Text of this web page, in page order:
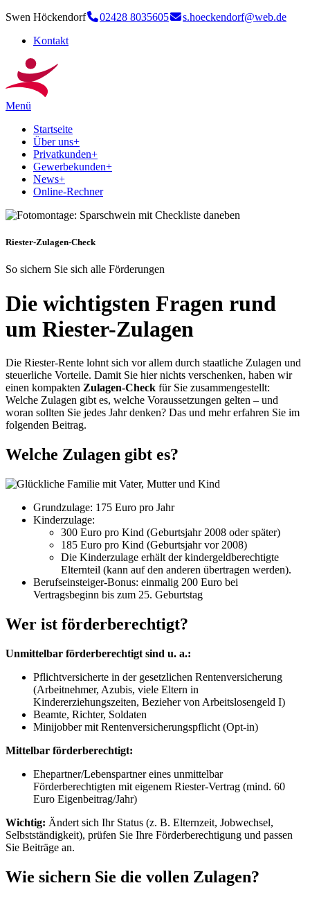
Swen Höckendorf 02428 8035605
s.hoeckendorf@web.de
Kontakt
Menü
Startseite
Über uns+
Privatkunden+
Gewerbekunden+
News+
Online-Rechner
Riester-Zulagen-Check
So sichern Sie sich alle Förderungen
Die wichtigsten Fragen rund
um Riester-Zulagen
Die Riester-Rente lohnt sich vor allem durch staatliche Zulagen und
steuerliche Vorteile. Damit Sie hier nichts verschenken, haben wir
einen kompakten Zulagen-Check für Sie zusammengestellt:
Welche Zulagen gibt es, welche Voraussetzungen gelten – und
woran sollten Sie jedes Jahr denken? Das und mehr erfahren Sie im
folgenden Beitrag.
Welche Zulagen gibt es?
Grundzulage: 175 Euro pro Jahr
Kinderzulage:
300 Euro pro Kind (Geburtsjahr 2008 oder später)
185 Euro pro Kind (Geburtsjahr vor 2008)
Die Kinderzulage erhält der kindergeldberechtigte
Elternteil (kann auf den anderen übertragen werden).
Berufseinsteiger-Bonus: einmalig 200 Euro bei
Vertragsbeginn bis zum 25. Geburtstag
Wer ist förderberechtigt?
Unmittelbar förderberechtigt sind u. a.:
Pflichtversicherte in der gesetzlichen Rentenversicherung
(Arbeitnehmer, Azubis, viele Eltern in
Kindererziehungszeiten, Bezieher von Arbeitslosengeld I)
Beamte, Richter, Soldaten
Minijobber mit Rentenversicherungspflicht (Opt-in)
Mittelbar förderberechtigt:
Ehepartner/Lebenspartner eines unmittelbar
Förderberechtigten mit eigenem Riester-Vertrag (mind. 60
Euro Eigenbeitrag/Jahr)
Wichtig: Ändert sich Ihr Status (z. B. Elternzeit, Jobwechsel,
Selbstständigkeit), prüfen Sie Ihre Förderberechtigung und passen
Sie Beiträge an.
Wie sichern Sie die vollen Zulagen?